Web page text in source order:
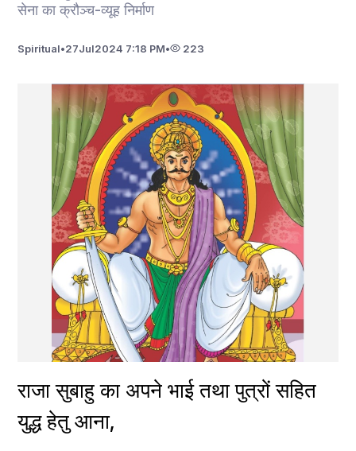
सेना का क्रौञ्च-व्यूह निर्माण
Spiritual•27Jul2024 7:18 PM• 223
राजा सुबाहु का अपने भाई तथा पुत्रों सहित
युद्ध हेतु आना,